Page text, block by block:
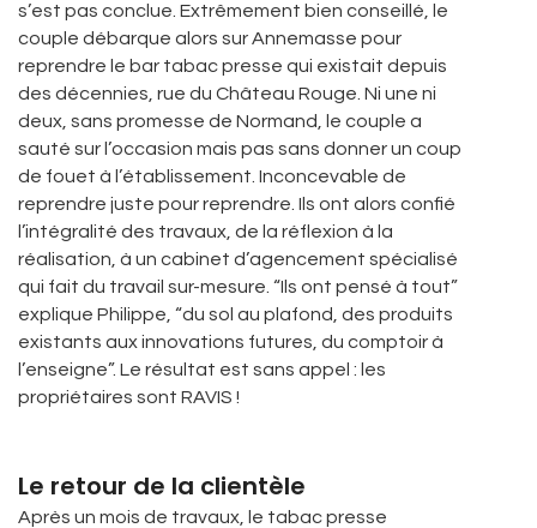
s’est pas conclue. Extrêmement bien conseillé, le
couple débarque alors sur Annemasse pour
reprendre le bar tabac presse qui existait depuis
des décennies, rue du Château Rouge. Ni une ni
deux, sans promesse de Normand, le couple a
sauté sur l’occasion mais pas sans donner un coup
de fouet à l’établissement. Inconcevable de
reprendre juste pour reprendre. Ils ont alors confié
l’intégralité des travaux, de la réflexion à la
réalisation, à un cabinet d’agencement spécialisé
qui fait du travail sur-mesure. “Ils ont pensé à tout”
explique Philippe, “du sol au plafond, des produits
existants aux innovations futures, du comptoir à
l’enseigne”. Le résultat est sans appel : les
propriétaires sont RAVIS !
Le retour de la clientèle
Après un mois de travaux, le tabac presse